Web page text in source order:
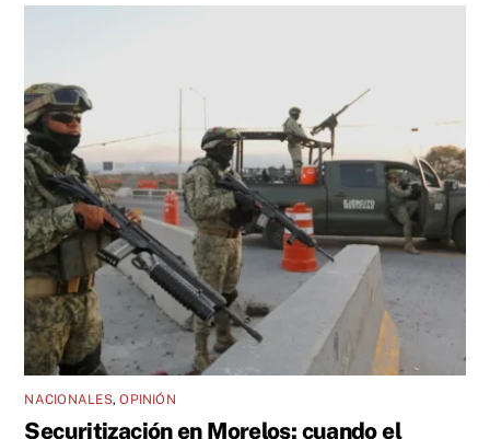
NACIONALES,OPINIÓN
Securitización en Morelos: cuando el